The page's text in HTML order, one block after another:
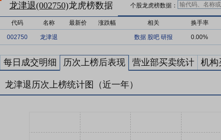
龙津退(002750)龙虎榜数据 个股龙虎榜数据：
代码 名称 最新价 涨跌幅 相关 换手率
002750 龙津退 数据 股吧 研报 0.00%
每日成交明细 历次上榜后表现 营业部买卖统计 机构
龙津退历次上榜统计图（近一年）